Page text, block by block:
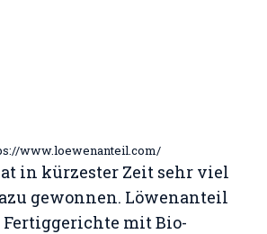
www.loewenanteil.com/
in kürzester Zeit sehr viel
gewonnen. Löwenanteil
Fertiggerichte mit Bio-